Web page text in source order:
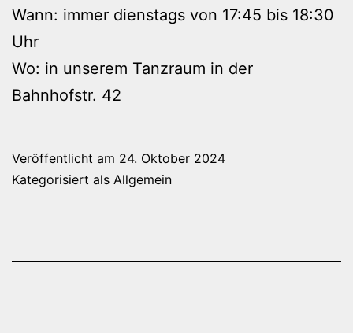
Wann: immer dienstags von 17:45 bis 18:30
Uhr
Wo: in unserem Tanzraum in der
Bahnhofstr. 42
Veröffentlicht am 24. Oktober 2024
Kategorisiert als Allgemein